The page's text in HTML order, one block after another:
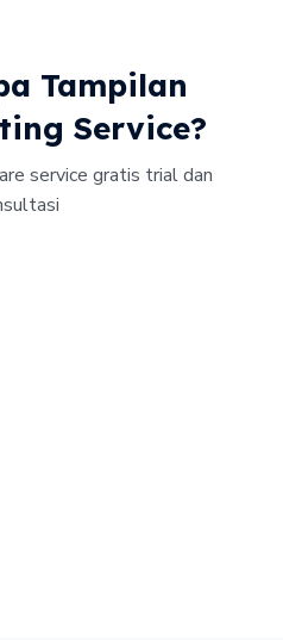
Tampilan
Service?
service gratis trial dan